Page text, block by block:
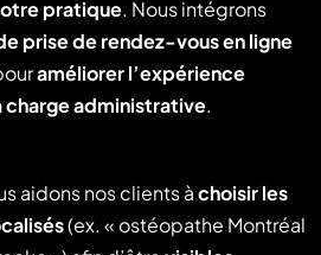
pratique. Nous intégrons
prise de rendez-vous en ligne
améliorer l’expérience
charge administrative.
aidons nos clients àchoisir les
(ex. « ostéopathe Montréal